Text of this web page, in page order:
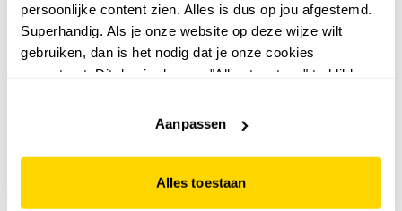
persoonlijke content zien. Alles is dus op jou afgestemd.
Superhandig. Als je onze website op deze wijze wilt
gebruiken, dan is het nodig dat je onze cookies
accepteert. Dit doe je door op "Alles toestaan" te klikken.
website niet optimaal functioneert.
Aanpassen
Alles toestaan